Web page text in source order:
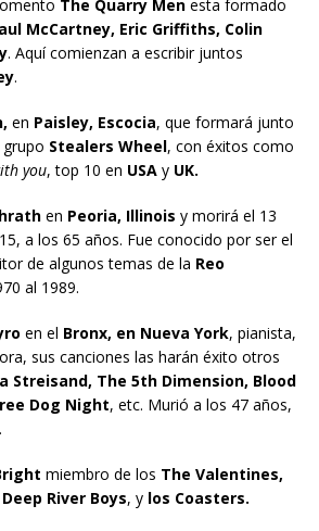
The Quarry Men esta formado
McCartney, Eric Griffiths, Colin
. Aquí comienzan a escribir juntos
.
en Paisley, Escocia, que formará junto
grupo Stealers Wheel, con éxitos como
you, top 10 en USA y UK.
en Peoria, Illinois y morirá el 13
a los 65 años. Fue conocido por ser el
de algunos temas de la Reo
al 1989.
en el Bronx, en Nueva York, pianista,
sus canciones las harán éxito otros
Streisand, The 5th Dimension, Blood
Dog Night, etc. Murió a los 47 años,
miembro de los The Valentines,
River Boys, y los Coasters.